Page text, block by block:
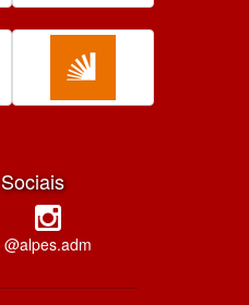
@alpes.adm